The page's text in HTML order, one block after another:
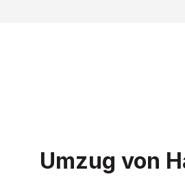
Umzug von